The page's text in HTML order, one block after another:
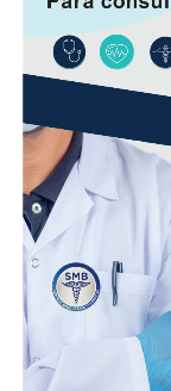
Elementos de
el área del
tanto personal
primeras
hecho.
Peritos de la
Policía
la escena y
fue trasladado al
donde